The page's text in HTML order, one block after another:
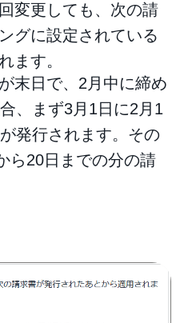
変更しても、次の請
グに設定されている
ます。
末日で、2月中に締め
、まず3月1日に2月1
発行されます。その
ら20日までの分の請